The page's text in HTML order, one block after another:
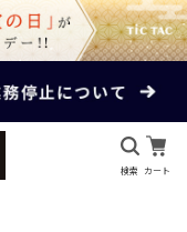
検索 カート